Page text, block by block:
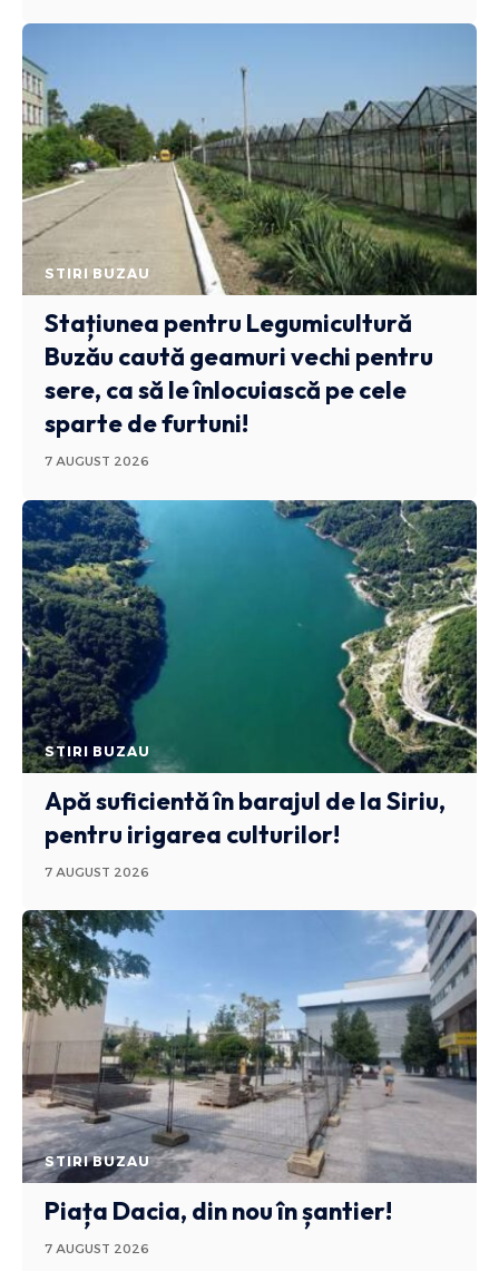
STIRI BUZAU
Stațiunea pentru Legumicultură
Buzău caută geamuri vechi pentru
sere, ca să le înlocuiască pe cele
sparte de furtuni!
7 AUGUST 2026
STIRI BUZAU
Apă suficientă în barajul de la Siriu,
pentru irigarea culturilor!
7 AUGUST 2026
STIRI BUZAU
Piața Dacia, din nou în șantier!
7 AUGUST 2026